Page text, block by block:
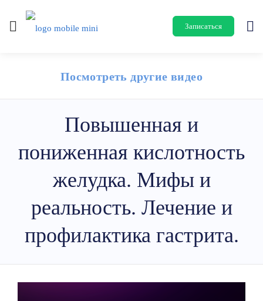
Записаться
Посмотреть другие видео
Повышенная и
пониженная кислотность
желудка. Мифы и
реальность. Лечение и
профилактика гастрита.